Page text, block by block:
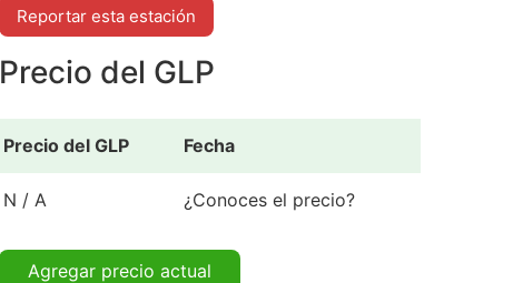
Reportar esta estación
Precio del GLP
Precio del GLP Fecha
N / A ¿Conoces el precio?
Agregar precio actual